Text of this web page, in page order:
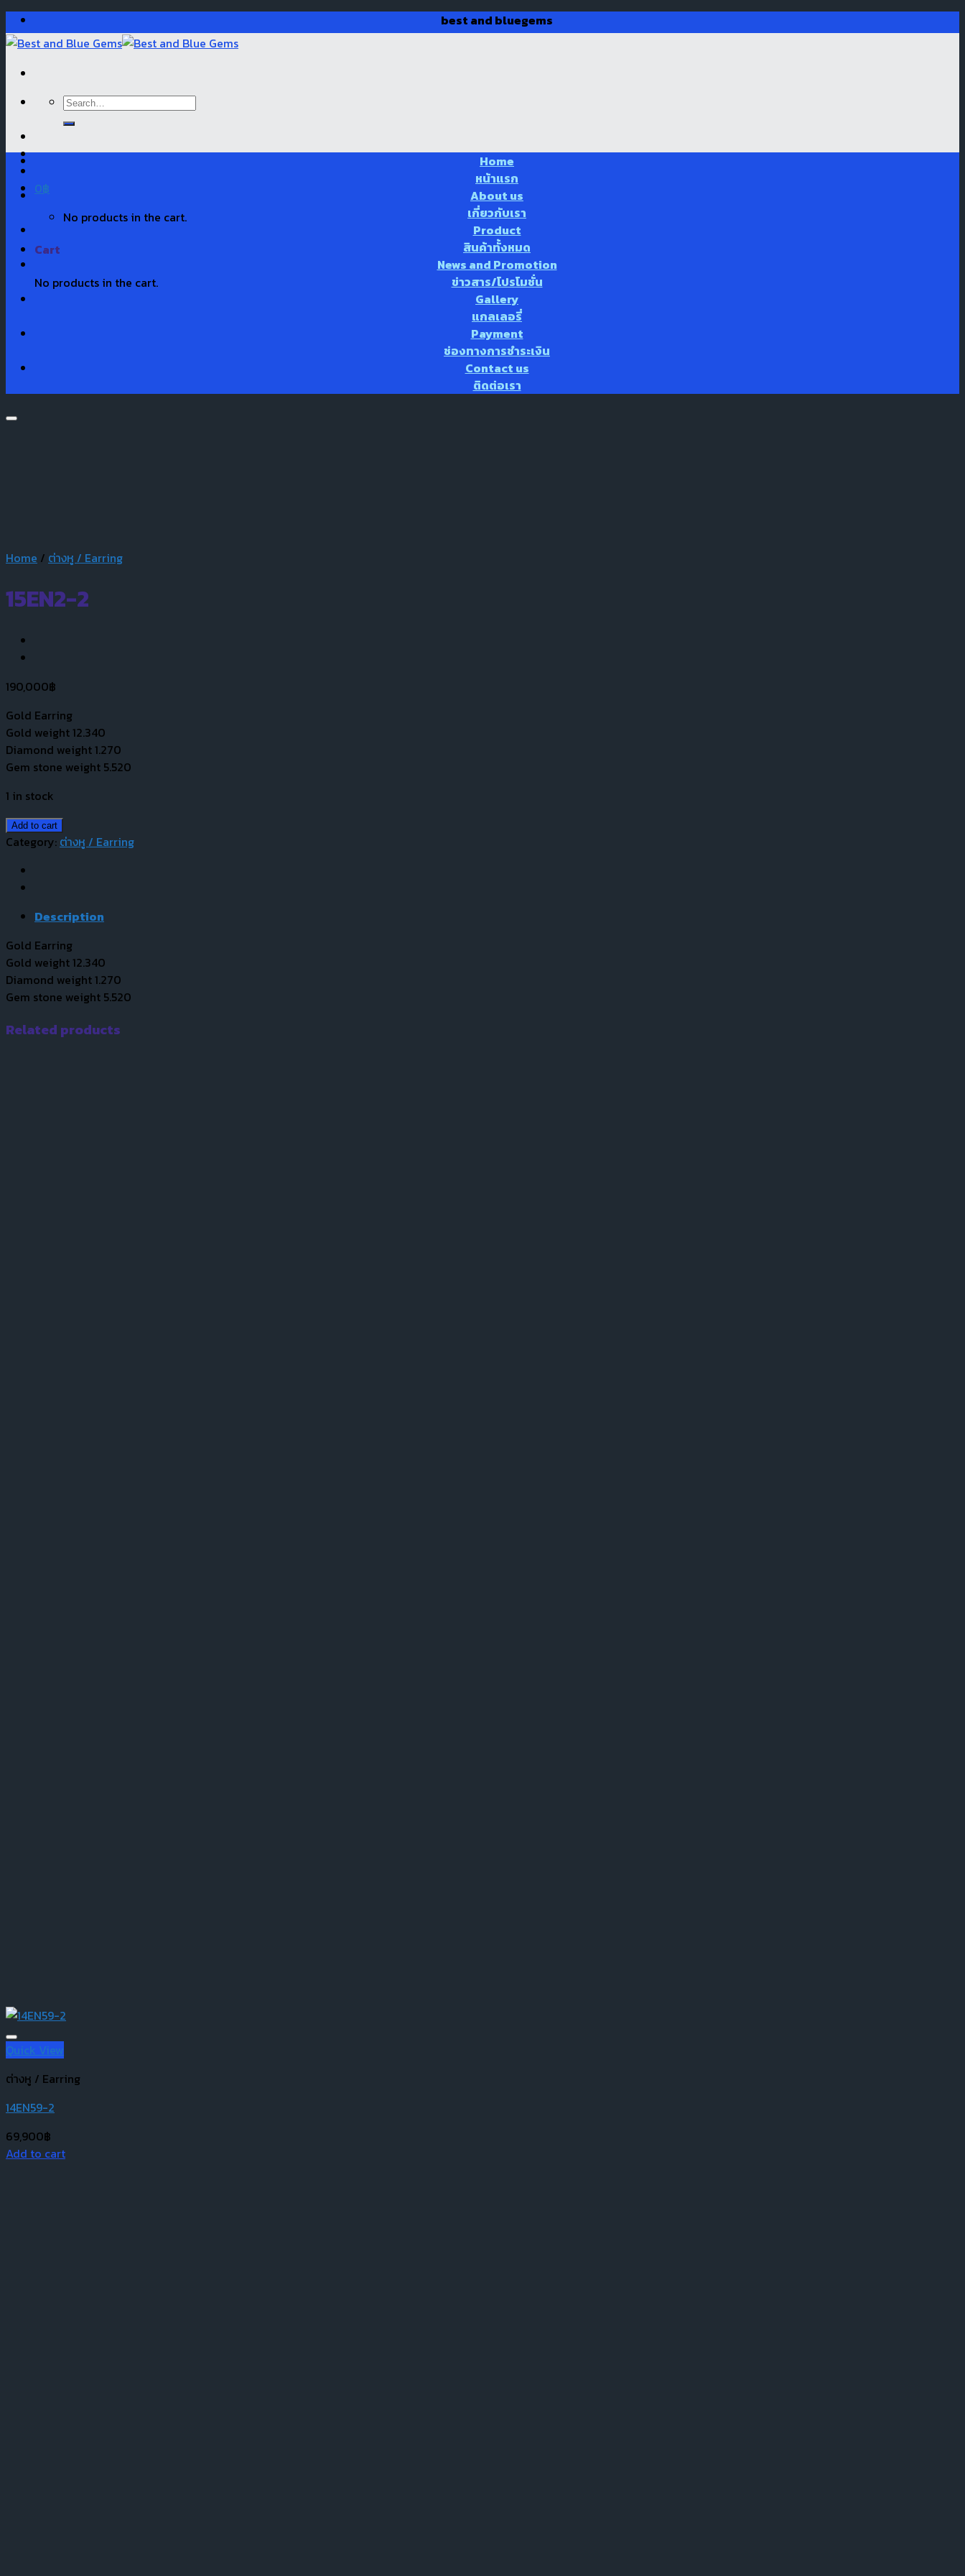
Skip
to
content
best and bluegems
Search
for:
0฿
No products in the cart.
Cart
No products in the cart.
Home
หน้าแรก
About us
เกี่ยวกับเรา
Product
สินค้าทั้งหมด
News and Promotion
ข่าวสาร/โปรโมชั่น
Gallery
แกลเลอรี่
Payment
ช่องทางการชำระเงิน
Contact us
ติดต่อเรา
Home / ต่างหู / Earring
15EN2-2
190,000฿
Gold Earring
Gold weight 12.340
Diamond weight 1.270
Gem stone weight 5.520
1 in stock
Add to cart
Category: ต่างหู / Earring
Description
Gold Earring
Gold weight 12.340
Diamond weight 1.270
Gem stone weight 5.520
Related products
Quick View
ต่างหู / Earring
14EN59-2
69,900฿
Add to cart